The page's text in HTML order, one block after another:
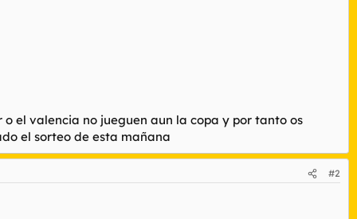
el valencia no jueguen aun la copa y por tanto os
el sorteo de esta mañana
#2